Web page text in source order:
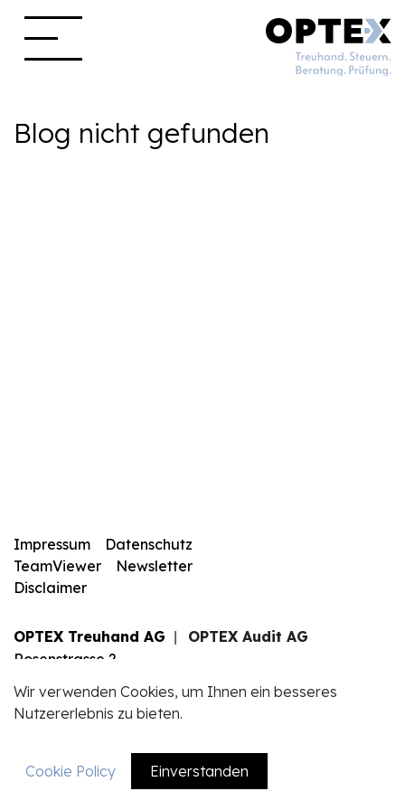
Blog nicht gefunden
Impressum
Datenschutz
TeamViewer
Newsletter
Disclaimer
OPTEX Treuhand AG
OPTEX Audit AG
Rosenstrasse 2
+41 41 340 83 83
info@optexag.ch
Wir verwenden Cookies, um Ihnen ein besseres
Nutzererlebnis zu bieten.
Cookie Policy Einverstanden